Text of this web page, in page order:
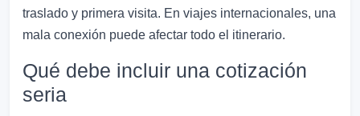
traslado y primera visita. En viajes internacionales, una
mala conexión puede afectar todo el itinerario.
Qué debe incluir una cotización
seria